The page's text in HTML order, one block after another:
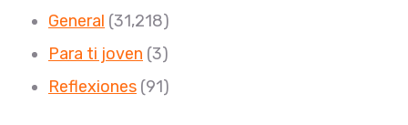
General (31,218)
Para ti joven (3)
Reflexiones (91)